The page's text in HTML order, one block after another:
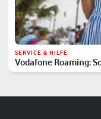
SERVICE & HILFE
Vodafone Roaming: